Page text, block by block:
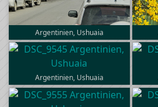
Argentinien, Ushuaia
Argentinien, Ushuaia